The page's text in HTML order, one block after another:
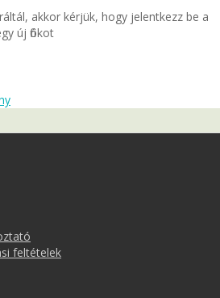
akkor kérjük, hogy jelentkezz be a
új fiókot
feltételek